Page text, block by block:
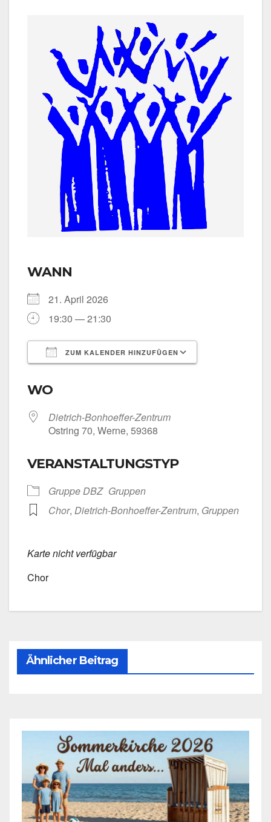
WANN
21. April 2026
19:30 — 21:30
ZUM KALENDER HINZUFÜGEN
WO
Dietrich-Bonhoeffer-Zentrum
Ost­ring 70, Wer­ne, 59368
VERANSTALTUNGSTYP
Grup­pe DBZ Grup­pen
Chor, Dietrich-Bonhoeffer-Zentrum, Grup­pen
Kar­te nicht ver­füg­bar
Chor
Ähnlicher Beitrag